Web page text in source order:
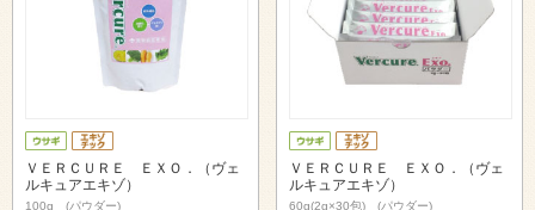
ＶＥＲＣＵＲＥ ＥＸＯ．（ヴェ
ルキュアエキゾ）
100g (パウダー)
ＶＥＲＣＵＲＥ ＥＸＯ．（ヴェ
ルキュアエキゾ）
60g(2g×30包) (パウダー)